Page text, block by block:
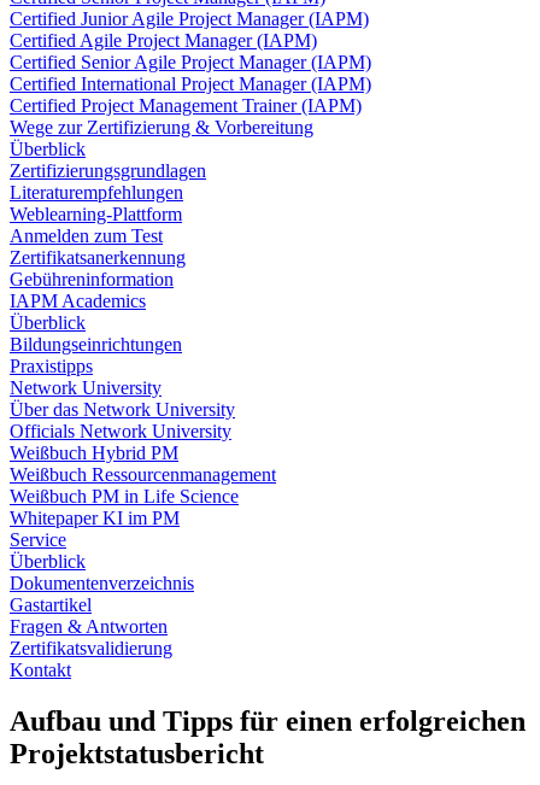
Certified Junior Agile Project Manager (IAPM)
Certified Agile Project Manager (IAPM)
Certified Senior Agile Project Manager (IAPM)
Certified International Project Manager (IAPM)
Certified Project Management Trainer (IAPM)
Wege zur Zertifizierung & Vorbereitung
Überblick
Zertifizierungsgrundlagen
Literaturempfehlungen
Weblearning-Plattform
Anmelden zum Test
Zertifikatsanerkennung
Gebühreninformation
IAPM Academics
Überblick
Bildungseinrichtungen
Praxistipps
Network University
Über das Network University
Officials Network University
Weißbuch Hybrid PM
Weißbuch Ressourcenmanagement
Weißbuch PM in Life Science
Whitepaper KI im PM
Service
Überblick
Dokumentenverzeichnis
Gastartikel
Fragen & Antworten
Zertifikatsvalidierung
Kontakt
Aufbau und Tipps für einen erfolgreichen
Projektstatusbericht